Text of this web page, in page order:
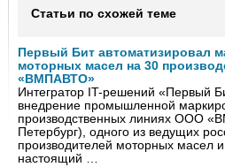
Статьи по схожей теме
Первый Бит автоматизировал
моторных масел на 30
«ВМПАВТО»
Интегратор IT-решений «Первый
внедрение промышленной
производственных линиях ООО
Петербург), одного из ведущих
производителей моторных масел
настоящий …